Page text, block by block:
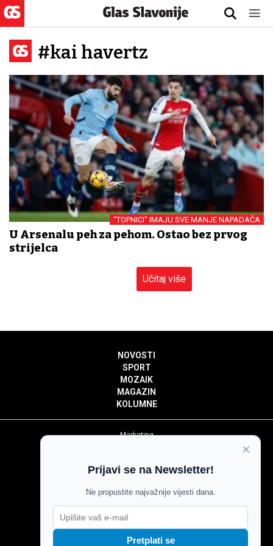
#kai havertz
“TOPNICI” IMAJU SVE MANJE NAPADAČA
U Arsenalu peh za pehom. Ostao bez prvog
strijelca
Učitaj više
NOVOSTI
SPORT
MOZAIK
MAGAZIN
KOLUMNE
Marketing
Impressum
Pravila komentiranja
Agroglas
×
Prijavi se na Newsletter!
Ne propustite najvažnije vijesti dana.
Pretplati se